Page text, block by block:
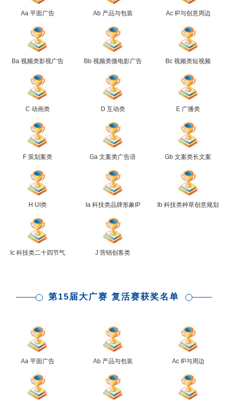
Aa 平面广告 Ab 产品与包装 Ac IP与创意周边
Ba 视频类影视广告 Bb 视频类微电影广告 Bc 视频类短视频
C 动画类 D 互动类 E 广播类
F 策划案类 Ga 文案类广告语 Gb 文案类长文案
H UI类 Ia 科技类品牌形象IP Ib 科技类种草创意规划
Ic 科技类二十四节气 J 营销创客类
第15届大广赛 复活赛获奖名单
Aa 平面广告 Ab 产品与包装 Ac IP与周边